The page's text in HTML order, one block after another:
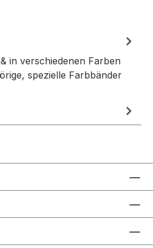
in verschiedenen Farben
spezielle Farbbänder